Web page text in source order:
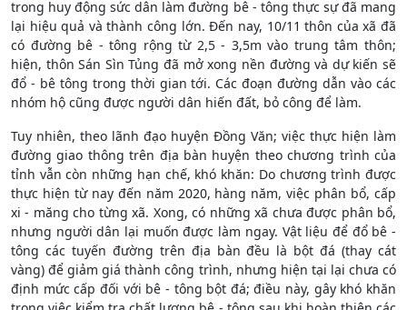
trong huy động sức dân làm đường bê - tông thực sự đã mang
lại hiệu quả và thành công lớn. Đến nay, 10/11 thôn của xã đã
có đường bê - tông rộng từ 2,5 - 3,5m vào trung tâm thôn;
hiện, thôn Sán Sìn Tủng đã mở xong nền đường và dự kiến sẽ
đổ - bê tông trong thời gian tới. Các đoạn đường dẫn vào các
nhóm hộ cũng được người dân hiến đất, bỏ công để làm.
Tuy nhiên, theo lãnh đạo huyện Đồng Văn; việc thực hiện làm
đường giao thông trên địa bàn huyện theo chương trình của
tỉnh vẫn còn những hạn chế, khó khăn: Do chương trình được
thực hiện từ nay đến năm 2020, hàng năm, việc phân bổ, cấp
xi - măng cho từng xã. Xong, có những xã chưa được phân bổ,
nhưng người dân lại muốn được làm ngay. Vật liệu để đổ bê -
tông các tuyến đường trên địa bàn đều là bột đá (thay cát
vàng) để giảm giá thành công trình, nhưng hiện tại lại chưa có
định mức cấp đối với bê - tông bột đá; điều này, gây khó khăn